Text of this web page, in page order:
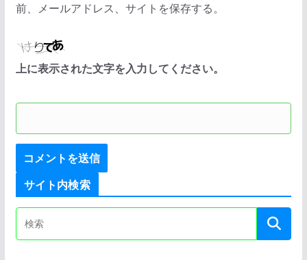
前、メールアドレス、サイトを保存する。
上に表示された文字を入力してください。
サイト内検索